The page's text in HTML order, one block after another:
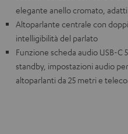
elegante anello cromato,
Altoparlante centrale con
intelligibilità del parlato
Funzione scheda audio USB-C
standby, impostazioni audio
altoparlanti da 25 metri e